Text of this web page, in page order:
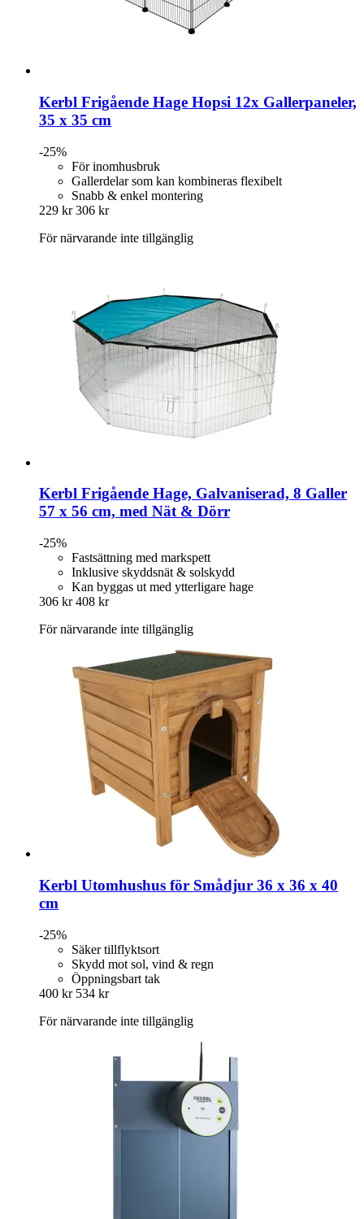
Kerbl Frigående Hage Hopsi 12x Gallerpaneler,
35 x 35 cm
-25%
För inomhusbruk
Gallerdelar som kan kombineras flexibelt
Snabb & enkel montering
229 kr 306 kr
För närvarande inte tillgänglig
Kerbl Frigående Hage, Galvaniserad, 8 Galler
57 x 56 cm, med Nät & Dörr
-25%
Fastsättning med markspett
Inklusive skyddsnät & solskydd
Kan byggas ut med ytterligare hage
306 kr 408 kr
För närvarande inte tillgänglig
Kerbl Utomhushus för Smådjur 36 x 36 x 40
cm
-25%
Säker tillflyktsort
Skydd mot sol, vind & regn
Öppningsbart tak
400 kr 534 kr
För närvarande inte tillgänglig